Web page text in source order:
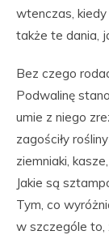
wtenczas,
także te dania,
Bez czego
Podwalinę
umie z niego
zagościły
ziemniaki,
Jakie są
Tym, co
w szczególe